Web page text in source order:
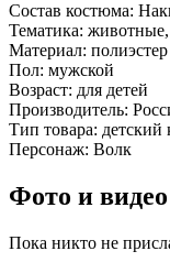
Состав костюма:
Тематика: животные,
Материал: полиэстер
Пол: мужской
Возраст: для детей
Производитель:
Тип товара: детский
Персонаж: Волк
Фото и
Пока никто не